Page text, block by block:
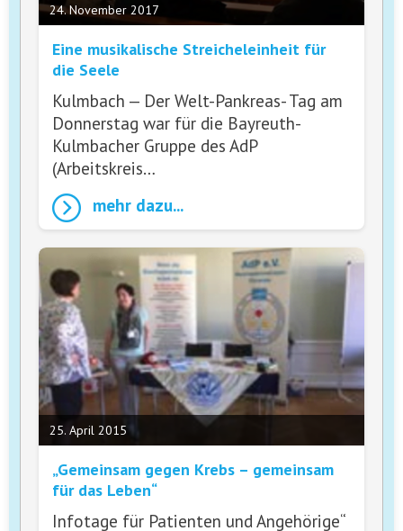
24. November 2017
Eine musikalische Streicheleinheit für
die Seele
Kulmbach — Der Welt-Pankreas- Tag am
Donnerstag war für die Bayreuth-
Kulmbacher Gruppe des AdP
(Arbeitskreis…
mehr dazu...
25. April 2015
„Gemeinsam gegen Krebs – gemeinsam
für das Leben“
Infotage für Patienten und Angehörige“